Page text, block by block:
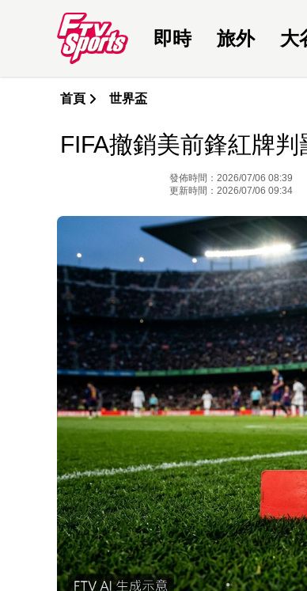
即時 旅外 大
首頁 世界盃
FIFA撤銷美前鋒紅牌
發佈時間：2026/07/06 08:39
更新時間：2026/07/06 09:34